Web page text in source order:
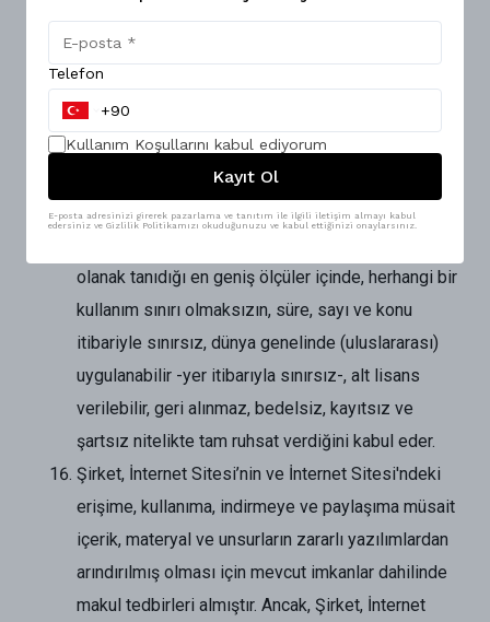
hakkı (FSEK m. 14), adın belirtilmesi hakkı (FSEK
m. 15), değişiklik yapılmasını önleme hakkı (FSEK
m. 16), tahrif edilmesini/ bozulmasını önleme
hakkı (FSEK m. 17)] olmak üzere tüm fikri ve sınai
mülkiyet hakları ile sair haklarına ilişkin olarak,
Şirket’e, 5486 sayılı Fikir ve Sanat Eserleri Kanunu
olanak tanıdığı en geniş ölçüler içinde, herhangi bir
kullanım sınırı olmaksızın, süre, sayı ve konu
itibariyle sınırsız, dünya genelinde (uluslararası)
uygulanabilir -yer itibarıyla sınırsız-, alt lisans
verilebilir, geri alınmaz, bedelsiz, kayıtsız ve
şartsız nitelikte tam ruhsat verdiğini kabul eder.
Şirket, İnternet Sitesi’nin ve İnternet Sitesi'ndeki
erişime, kullanıma, indirmeye ve paylaşıma müsait
içerik, materyal ve unsurların zararlı yazılımlardan
arındırılmış olması için mevcut imkanlar dahilinde
makul tedbirleri almıştır. Ancak, Şirket, İnternet
Telefon
Kullanım Koşullarını kabul ediyorum
Kayıt Ol
E-posta adresinizi girerek pazarlama ve tanıtım ile ilgili iletişim almayı kabul
edersiniz ve Gizlilik Politikamızı okuduğunuzu ve kabul ettiğinizi onaylarsınız.